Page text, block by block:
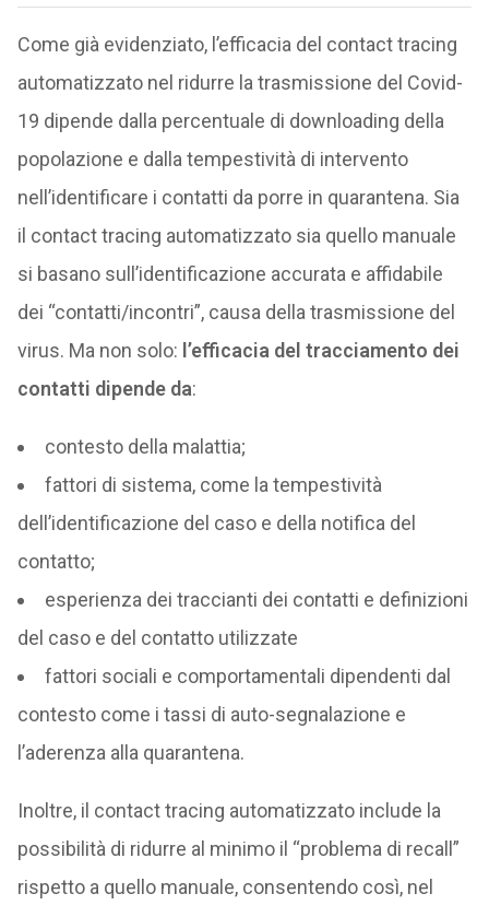
Come già evidenziato, l’efficacia del contact tracing
automatizzato nel ridurre la trasmissione del Covid-
19 dipende dalla percentuale di downloading della
popolazione e dalla tempestività di intervento
nell’identificare i contatti da porre in quarantena. Sia
il contact tracing automatizzato sia quello manuale
si basano sull’identificazione accurata e affidabile
dei “contatti/incontri”, causa della trasmissione del
virus. Ma non solo: l’efficacia del tracciamento dei
contatti dipende da:
contesto della malattia;
fattori di sistema, come la tempestività
dell’identificazione del caso e della notifica del
contatto;
esperienza dei traccianti dei contatti e definizioni
del caso e del contatto utilizzate
fattori sociali e comportamentali dipendenti dal
contesto come i tassi di auto-segnalazione e
l’aderenza alla quarantena.
Inoltre, il contact tracing automatizzato include la
possibilità di ridurre al minimo il “problema di recall”
rispetto a quello manuale, consentendo così, nel